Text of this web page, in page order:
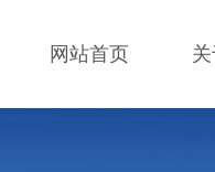
网站首页